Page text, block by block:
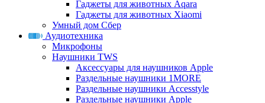
Гаджеты для животных Aqara
Гаджеты для животных Xiaomi
Умный дом Сбер
Аудиотехника
Микрофоны
Наушники TWS
Аксессуары для наушников Apple
Раздельные наушники 1MORE
Раздельные наушники Accesstyle
Раздельные наушники Apple